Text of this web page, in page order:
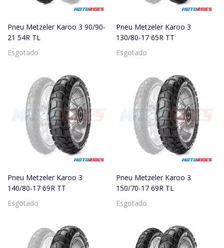
Pneu Metzeler Karoo 3 90/90-
21 54R TL
Esgotado
Pneu Metzeler Karoo 3
130/80-17 65R TT
Esgotado
Pneu Metzeler Karoo 3
140/80-17 69R TT
Esgotado
Pneu Metzeler Karoo 3
150/70-17 69R TL
Esgotado